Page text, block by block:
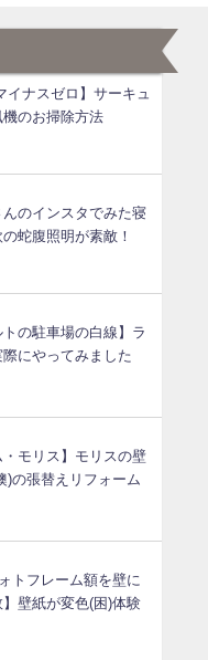
イナスゼロ】サーキュ
機のお掃除方法
のインスタでみた寝
蛇腹照明が素敵！
トの駐車場の白線】ラ
にやってみました
・モリス】モリスの壁
)の張替えリフォーム
トフレーム額を壁に
壁紙が変色(困)体験